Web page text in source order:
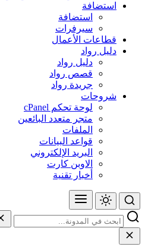
استضافة
استضافة
سيرفرات
قطاعات الأعمال
دليل رواد
دليل رواد
قصص رواد
جريدة رواد
شروحات
لوحة تحكم cPanel
متجر متعدد البائعين
الملفات
قواعد البيانات
البريد الإلكتروني
الاوبن كارت
أخبار تقنية